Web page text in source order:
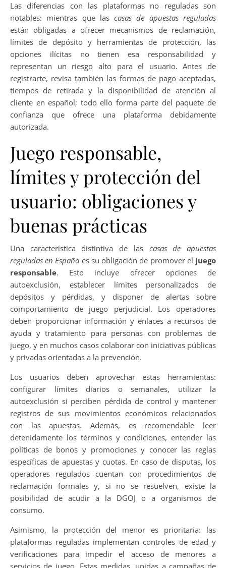
Las diferencias con las plataformas no reguladas son
notables: mientras que lascasas de apuestas reguladas
están obligadas a ofrecer mecanismos de reclamación,
límites de depósito y herramientas de protección, las
opciones ilícitas no tienen esa responsabilidad y
representan un riesgo alto para el usuario. Antes de
registrarte, revisa también las formas de pago aceptadas,
tiempos de retirada y la disponibilidad de atención al
cliente en español; todo ello forma parte del paquete de
confianza que ofrece una plataforma debidamente
autorizada.
Juego responsable,
límites y protección del
usuario: obligaciones y
buenas prácticas
Una característica distintiva de las casas de apuestas
reguladas en España es su obligación de promover el juego
responsable. Esto incluye ofrecer opciones de
autoexclusión, establecer límites personalizados de
depósitos y pérdidas, y disponer de alertas sobre
comportamiento de juego perjudicial. Los operadores
deben proporcionar información y enlaces a recursos de
ayuda y tratamiento para personas con problemas de
juego, y en muchos casos colaborar con iniciativas públicas
y privadas orientadas a la prevención.
Los usuarios deben aprovechar estas herramientas:
configurar límites diarios o semanales, utilizar la
autoexclusión si perciben pérdida de control y mantener
registros de sus movimientos económicos relacionados
con las apuestas. Además, es recomendable leer
detenidamente los términos y condiciones, entender las
políticas de bonos y promociones y conocer las reglas
específicas de apuestas y cuotas. En caso de disputas, los
operadores regulados cuentan con procedimientos de
reclamación formales y, si no se resuelven, existe la
posibilidad de acudir a la DGOJ o a organismos de
consumo.
Asimismo, la protección del menor es prioritaria: las
plataformas reguladas implementan controles de edad y
verificaciones para impedir el acceso de menores a
servicios de juego. Estas medidas, unidas a campañas de